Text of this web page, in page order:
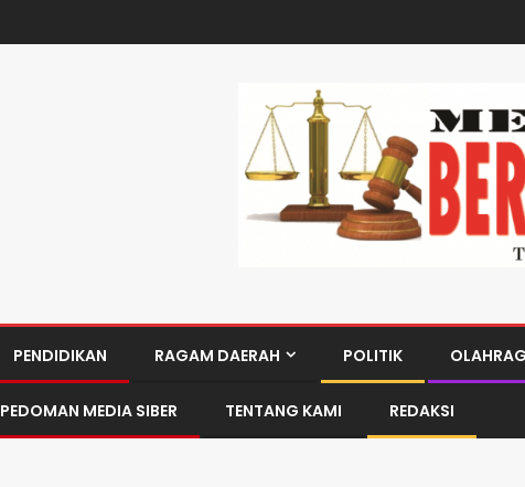
PENDIDIKAN RAGAM DAERAH POLITIK
PEDOMAN MEDIA SIBER TENTANG KAMI REDAKSI